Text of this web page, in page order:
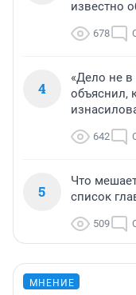
известно
678
4
«Дело не
объяснил,
642
5
Что
список
509
МНЕНИЕ